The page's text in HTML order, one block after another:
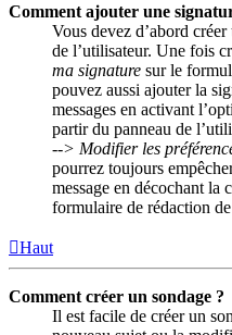
Comment ajouter une
Vous devez d’abord
de l’utilisateur. Une fois
ma signature sur le
pouvez aussi ajouter la
messages en activant
partir du panneau de
--> Modifier les
pourrez toujours
message en décochant la
formulaire de rédaction de
Haut
Comment créer un sondage ?
Il est facile de créer un